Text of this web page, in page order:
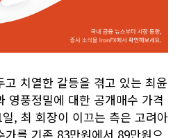
고 치열한 갈등을 겪고 있는 최윤
영풍정밀에 대한 공개매수 가격
, 최 회장이 이끄는 측은 고려아
가를 기존 83만원에서 89만원으